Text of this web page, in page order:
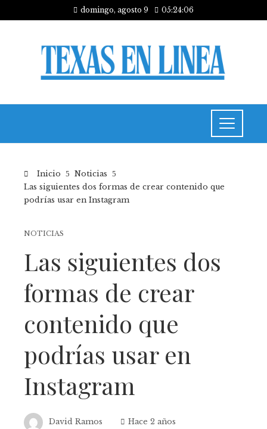
domingo, agosto 9 05:24:07
Inicio
Noticias
Las siguientes dos formas de crear contenido que
podrías usar en Instagram
NOTICIAS
Las siguientes dos
formas de crear
contenido que
podrías usar en
Instagram
David Ramos Hace 2 años